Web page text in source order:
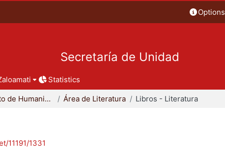
Options
Secretaría de Unidad
Statistics
Departamento de Humanidades Área de Literatura Libros - Literatura
11191/1331